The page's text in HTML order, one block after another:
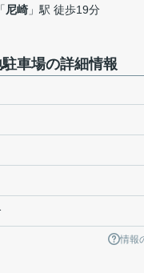
「 尼崎 」駅 徒歩19分
車場の詳細情報
情報